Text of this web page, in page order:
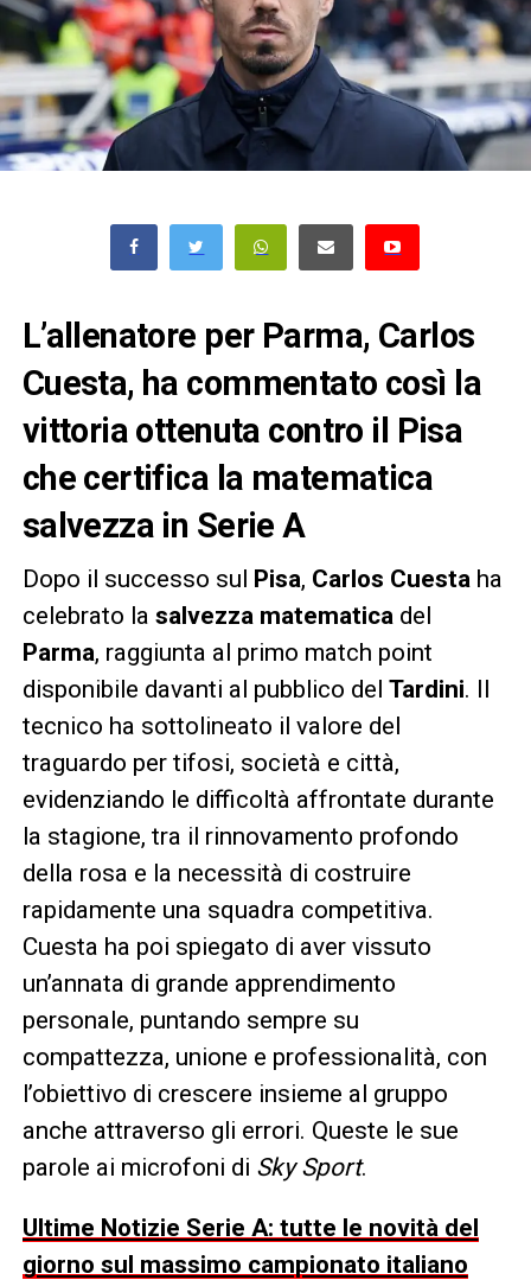
L’allenatore per Parma, Carlos
Cuesta, ha commentato così la
vittoria ottenuta contro il Pisa
che certifica la matematica
salvezza in Serie A
Dopo il successo sul Pisa, Carlos Cuesta ha
celebrato la salvezza matematica del
Parma, raggiunta al primo match point
disponibile davanti al pubblico del Tardini. Il
tecnico ha sottolineato il valore del
traguardo per tifosi, società e città,
evidenziando le difficoltà affrontate durante
la stagione, tra il rinnovamento profondo
della rosa e la necessità di costruire
rapidamente una squadra competitiva.
Cuesta ha poi spiegato di aver vissuto
un’annata di grande apprendimento
personale, puntando sempre su
compattezza, unione e professionalità, con
l’obiettivo di crescere insieme al gruppo
anche attraverso gli errori. Queste le sue
parole ai microfoni di Sky Sport.
Ultime Notizie Serie A: tutte le novità del
giorno sul massimo campionato italiano